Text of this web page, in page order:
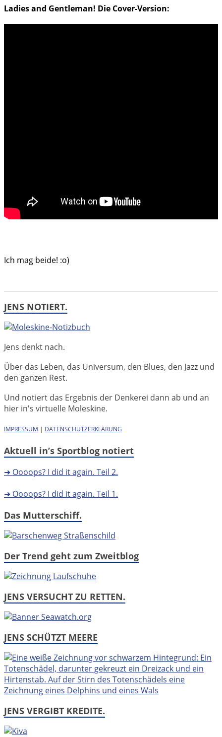
Ladies and Gentleman! Die Cover-Version:
Ich mag beide! :o)
JENS NOTIERT.
Jens denkt nach.
Über das Leben, das Universum, den Blues, den Jazz und
den ganzen Rest.
Und notiert das Ergebnis der Denkerei dann ab und an
hier in's virtuelle Moleskine.
IMPRESSUM | DATENSCHUTZERKLÄRUNG
Aktuell in’s Sportblog notiert
➜ Oooops? I did it again. Teil 2.
➜ Oooops? I did it again. Teil 1.
Das Mutterschiff.
Der Trend geht zum Zweitblog
JENS VERSUCHT ZU RETTEN.
JENS SCHÜTZT MEERE
JENS VERGIBT KREDITE.